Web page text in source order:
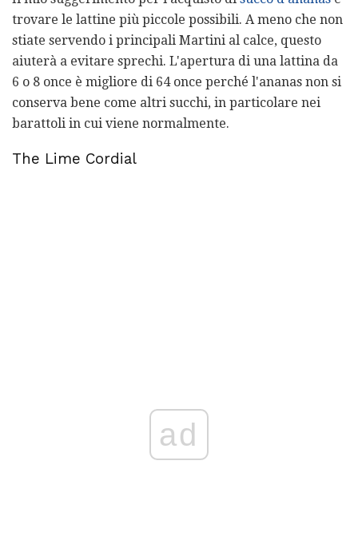
trovare le lattine più piccole possibili. A meno che non
stiate servendo i principali Martini al calce, questo
aiuterà a evitare sprechi. L'apertura di una lattina da
6 o 8 once è migliore di 64 once perché l'ananas non si
conserva bene come altri succhi, in particolare nei
barattoli in cui viene normalmente.
The Lime Cordial
ad